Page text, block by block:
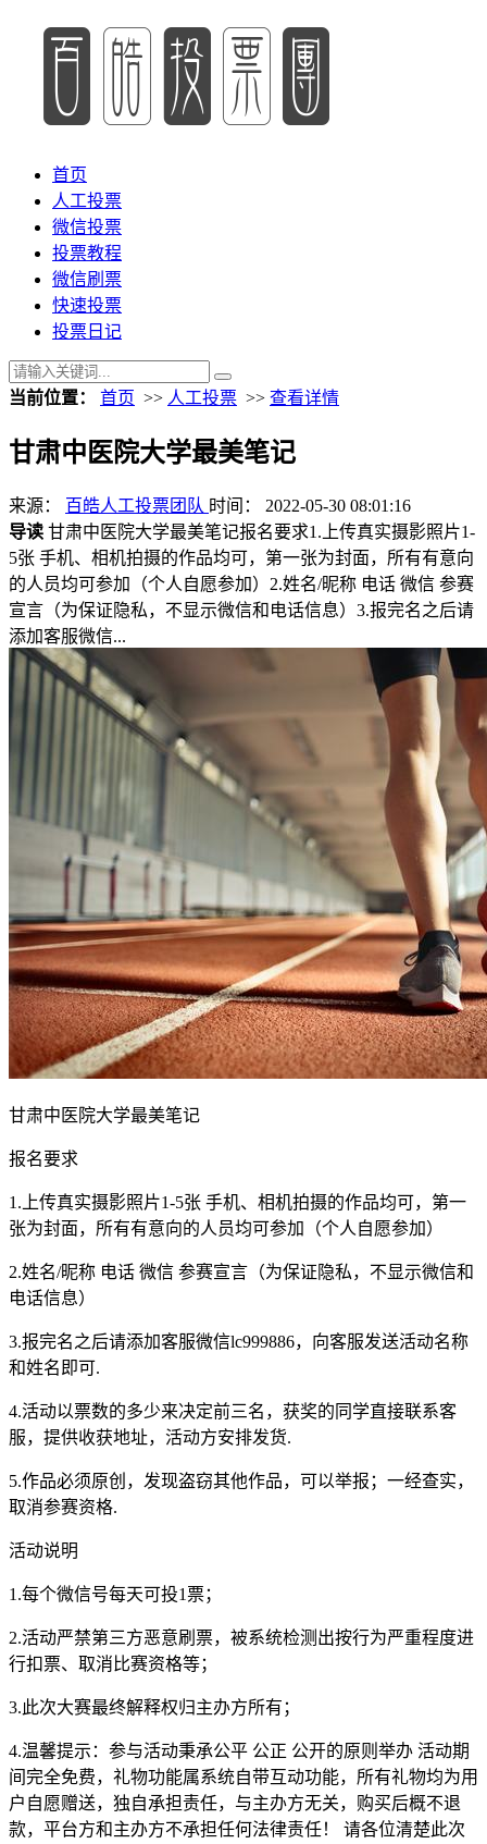
首页
人工投票
微信投票
投票教程
微信刷票
快速投票
投票日记
当前位置： 首页 >> 人工投票 >> 查看详情
甘肃中医院大学最美笔记
来源： 百皓人工投票团队 时间： 2022-05-30 08:01:16
导读 甘肃中医院大学最美笔记报名要求1.上传真实摄影照片1-
5张 手机、相机拍摄的作品均可，第一张为封面，所有有意向
的人员均可参加（个人自愿参加）2.姓名/昵称 电话 微信 参赛
宣言（为保证隐私，不显示微信和电话信息）3.报完名之后请
添加客服微信...
甘肃中医院大学最美笔记
报名要求
1.上传真实摄影照片1-5张 手机、相机拍摄的作品均可，第一
张为封面，所有有意向的人员均可参加（个人自愿参加）
2.姓名/昵称 电话 微信 参赛宣言（为保证隐私，不显示微信和
电话信息）
3.报完名之后请添加客服微信lc999886，向客服发送活动名称
和姓名即可.
4.活动以票数的多少来决定前三名，获奖的同学直接联系客
服，提供收获地址，活动方安排发货.
5.作品必须原创，发现盗窃其他作品，可以举报；一经查实，
取消参赛资格.
活动说明
1.每个微信号每天可投1票；
2.活动严禁第三方恶意刷票，被系统检测出按行为严重程度进
行扣票、取消比赛资格等；
3.此次大赛最终解释权归主办方所有；
4.温馨提示：参与活动秉承公平 公正 公开的原则举办 活动期
间完全免费，礼物功能属系统自带互动功能，所有礼物均为用
户自愿赠送，独自承担责任，与主办方无关，购买后概不退
款，平台方和主办方不承担任何法律责任！ 请各位清楚此次